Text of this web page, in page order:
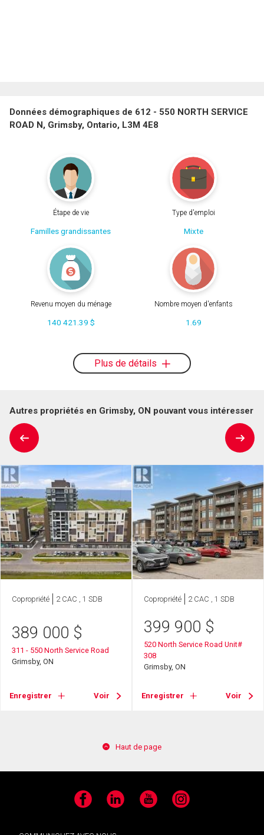
Données démographiques de 612 - 550 NORTH SERVICE
ROAD N, Grimsby, Ontario, L3M 4E8
Étape de vie
Familles grandissantes
Type d'emploi
Mixte
Revenu moyen du ménage
140 421.39 $
Nombre moyen d'enfants
1.69
Plus de détails
Autres propriétés en Grimsby, ON pouvant vous intéresser
Copropriété 2 CAC , 1 SDB
389 000 $
311 - 550 North Service Road
Grimsby, ON
Enregistrer Voir
Copropriété 2 CAC , 1 SDB
399 900 $
520 North Service Road Unit#
308
Grimsby, ON
Enregistrer Voir
Haut de page
Facebook LinkedIn YouTube Instagram